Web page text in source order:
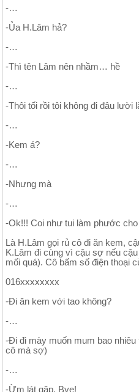
-…
-Ủa H.Lâm hả?
-…
-Thì tên Lâm nên nhầm… hề
-…
-Thôi tối rồi tôi không đi đâu lười
-…
-Kem á?
-…
-Nhưng mà
-…
-Ok!!! Coi như tui làm phước
Là H.Lâm gọi rủ cô đi ăn kem,
K.Lâm đi cùng vì cậu sợ nếu
mối quá). Cô bấm số điện thoại
016xxxxxxxx
-Đi ăn kem với tao không?
-…
-Đi đi mày muốn mum bao nhiêu
cô mà sợ)
-…
-Ừm lát gặp. Bye!